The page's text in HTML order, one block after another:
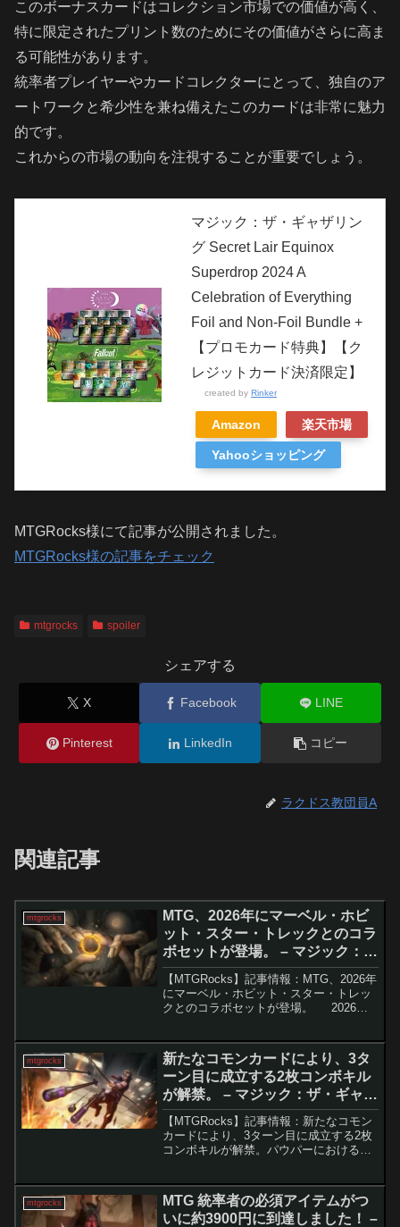
このボーナスカードはコレクション市場での価値が高く、
特に限定されたプリント数のためにその価値がさらに高ま
る可能性があります。
統率者プレイヤーやカードコレクターにとって、独自のア
ートワークと希少性を兼ね備えたこのカードは非常に魅力
的です。
これからの市場の動向を注視することが重要でしょう。
マジック：ザ・ギャザリン
グ Secret Lair Equinox
Superdrop 2024 A
Celebration of Everything
Foil and Non-Foil Bundle +
【プロモカード特典】【ク
レジットカード決済限定】
created by Rinker
Amazon 楽天市場
Yahooショッピング
MTGRocks様にて記事が公開されました。
MTGRocks様の記事をチェック
mtgrocks spoiler
シェアする
X Facebook LINE
Pinterest LinkedIn コピー
ラクドス教団員A
関連記事
mtgrocks
MTG、2026年にマーベル・ホビ
ット・スター・トレックとのコラ
ボセットが登場。 – マジック：
ザ・ギャザリング
【MTGRocks】記事情報：MTG、2026年
にマーベル・ホビット・スター・トレッ
クとのコラボセットが登場。 2026年
で発表されました。マー...
mtgrocks
新たなコモンカードにより、3タ
ーン目に成立する2枚コンボキル
が解禁。 – マジック：ザ・ギャザ
リング
【MTGRocks】記事情報：新たなコモン
カードにより、3ターン目に成立する2枚
コンボキルが解禁。パウパーにおける
のカードプレビューが終盤を迎える中、
コモンである「ホ...
mtgrocks
MTG 統率者の必須アイテムがつ
いに約3900円に到達しました！ –